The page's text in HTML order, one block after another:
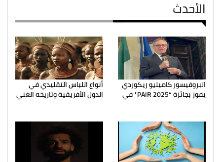
الأحدث
البروفيسور كاميليو ريكوردي
يفوز بجائزة “PAIR 2025” في
أنواع اللباس التقليدي في
الدول الأفريقية وتاريخه الغني